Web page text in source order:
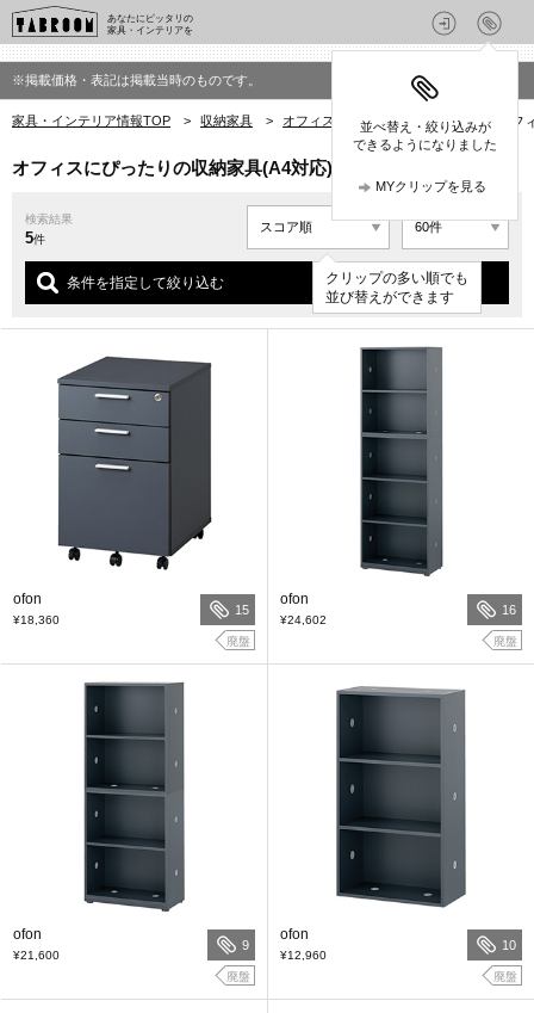
あなたにピッタリの
家具・インテリアを
並べ替え・絞り込みが
できるようになりました
MYクリップを見る
※掲載価格・表記は掲載当時のものです。
家具・インテリア情報TOP > 収納家具 > オフィスにぴったりの収納家具 > オ
オフィスにぴったりの収納家具(A4対応)
検索結果
5件
クリップの多い順でも
並び替えができます
条件を指定して絞り込む
ofon
¥18,360
15
廃盤
ofon
¥24,602
16
廃盤
ofon
¥21,600
9
廃盤
ofon
¥12,960
10
廃盤